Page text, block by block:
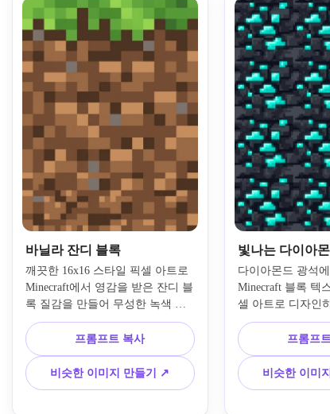
바닐라 잔디 블록
깨끗한 16x16 스타일 픽셀 아트로
Minecraft에서 영감을 받은 잔디 블
록 질감을 만들어 무성한 녹색 잔
디 상단과 얇은 잔디 가장자리가
있는 흙빛 갈색 흙 측면을 보여줍
니다. 간단한 사각형 음영, 선명한
픽셀 정의, 균형 잡힌 대비, 매끄러
운 타일 논리, 복고풍 게임 분위기,
프롬프트 복사
비슷한 이미지 만들기 ↗
빛나는 다이아
다이아몬드 광석
Minecraft 블록 텍
셀 아트로 디자인
돌 베이스와 밝은
조각이 전체에 내
미묘한 글로우 하
픽셀 가장자리, 선
성, 고대비 조명,
프롬프
비슷한 이미